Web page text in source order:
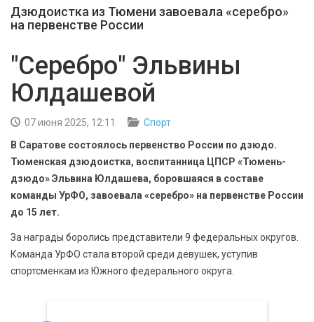
ОБЩЕСТВО
КУЛЬТУРА
БЕЗОПАСНОСТЬ
АРХИВ PDF
Дзюдоистка из Тюмени завоевала «серебро»
на первенстве России
"Серебро" Эльвины
Юлдашевой
07 июня 2025, 12:11
Спорт
В Саратове состоялось первенство России по дзюдо.
Тюменская дзюдоистка, воспитанница ЦПСР «Тюмень-
дзюдо» Эльвина Юлдашева, боровшаяся в составе
команды УрФО, завоевала «серебро» на первенстве России
до 15 лет.
За награды боролись представители 9 федеральных округов.
Команда УрФО стала второй среди девушек, уступив
спортсменкам из Южного федерального округа.